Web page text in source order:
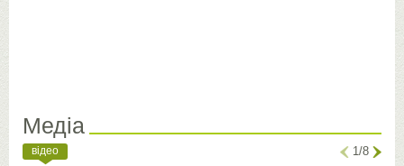
Медіа
відео 1/8